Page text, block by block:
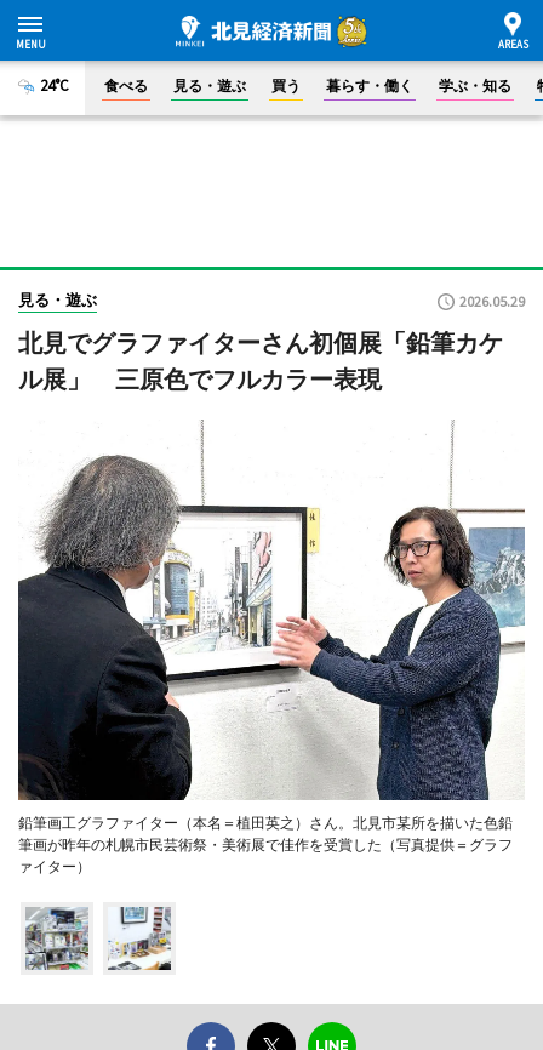
24°C 食べる 見る・遊ぶ 買う 暮らす・働く 学ぶ・知る
見る・遊ぶ 2026.05.29
北見でグラファイターさん初個展「鉛筆カケ
ル展」 三原色でフルカラー表現
鉛筆画工グラファイター（本名＝植田英之）さん。北見市某所を描いた色鉛
筆画が昨年の札幌市民芸術祭・美術展で佳作を受賞した（写真提供＝グラフ
ァイター）